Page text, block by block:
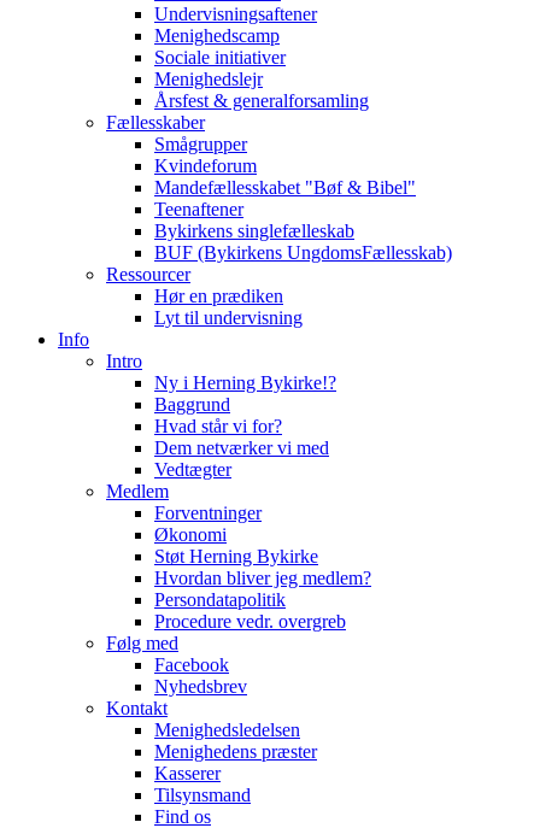
Undervisningsaftener
Menighedscamp
Sociale initiativer
Menighedslejr
Årsfest & generalforsamling
Fællesskaber
Smågrupper
Kvindeforum
Mandefællesskabet "Bøf & Bibel"
Teenaftener
Bykirkens singlefælleskab
BUF (Bykirkens UngdomsFællesskab)
Ressourcer
Hør en prædiken
Lyt til undervisning
Info
Intro
Ny i Herning Bykirke!?
Baggrund
Hvad står vi for?
Dem netværker vi med
Vedtægter
Medlem
Forventninger
Økonomi
Støt Herning Bykirke
Hvordan bliver jeg medlem?
Persondatapolitik
Procedure vedr. overgreb
Følg med
Facebook
Nyhedsbrev
Kontakt
Menighedsledelsen
Menighedens præster
Kasserer
Tilsynsmand
Find os